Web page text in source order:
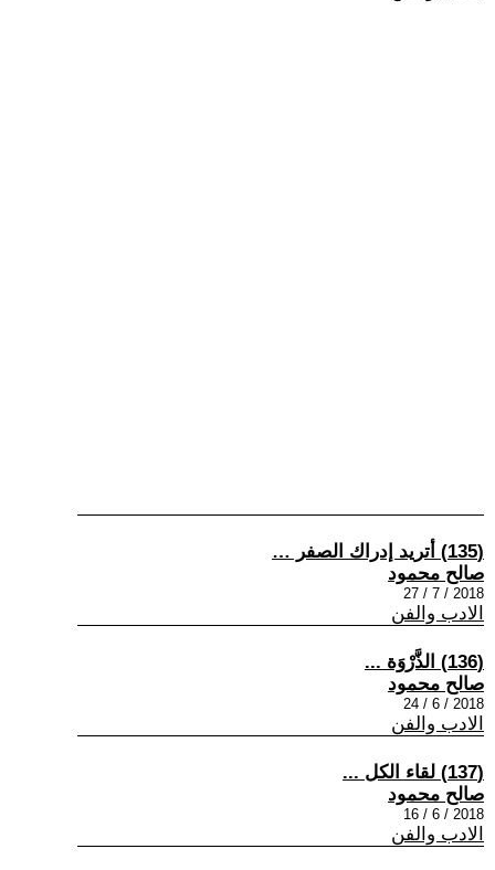
(135) أتريد إدراك الصفر …
صالح محمود
2018 / 7 / 27
الادب والفن
(136) الذَّرْوَة ...
صالح محمود
2018 / 6 / 24
الادب والفن
(137) لقاء الكل ...
صالح محمود
2018 / 6 / 16
الادب والفن